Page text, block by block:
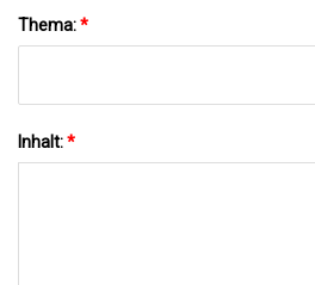
Thema:*
Inhalt:*